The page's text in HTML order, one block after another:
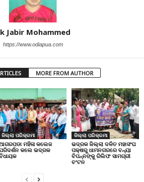
Jabir Mohammed
https://www.odiapua.com
MORE FROM AUTHOR
ଜିଲ୍ଲା ପରିକ୍ରମା
ମହିଳା କଲେଜ
କଲେ ଭଦ୍ରକ
ଜିଲ୍ଲା ପରିକ୍ରମା
ଭଦ୍ରକ ଜିଲ୍ଲା ଦଳିତ ମହାସଂଘ
ପକ୍ଷରୁ ଧାମନଗରରେ ବନ୍ୟା
ବିପନ୍ନଙ୍କୁ ରିଲିଫ ସାମଗ୍ରୀ
ବଂଟନ